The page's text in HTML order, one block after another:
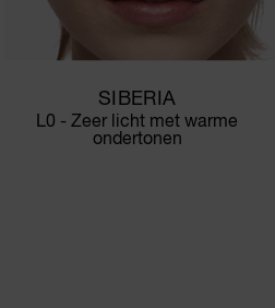
SIBERIA
L0 - Zeer licht met warme
ondertonen